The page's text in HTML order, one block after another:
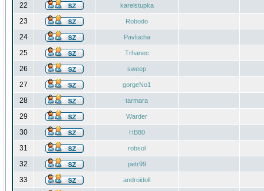
22 karelstupka
23 Robodo
24 Pavlucha
25 Trhanec
26 sweep
27 gorgeNo1
28 tarmara
29 Warder
30 HB80
31 robsol
32 petr99
33 androidoll